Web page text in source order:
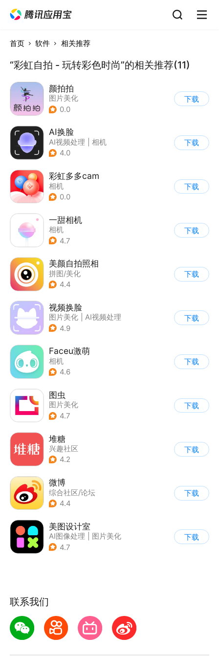
首页 软件 相关推荐
“彩虹自拍 - 玩转彩色时尚”的相关推荐(11)
颜拍拍
图片美化
0.0
下载
AI换脸
AI视频处理
相机
4.0
下载
彩虹多多cam
相机
0.0
下载
一甜相机
相机
4.7
下载
美颜自拍照相
拼图/美化
4.4
下载
视频换脸
图片美化
AI视频处理
4.9
下载
Faceu激萌
相机
4.6
下载
图虫
图片美化
4.7
下载
堆糖
兴趣社区
4.2
下载
微博
综合社区/论坛
4.4
下载
美图设计室
AI图像处理
图片美化
4.7
下载
联系我们